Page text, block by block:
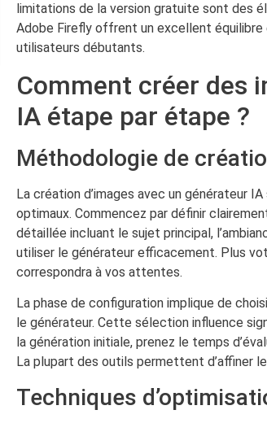
limitations de la version gratuite sont des
Adobe Firefly offrent un excellent
utilisateurs débutants.
Comment créer des
IA étape par étape ?
Méthodologie de
La création d’images avec un générateur
optimaux. Commencez par définir
détaillée incluant le sujet principal,
utiliser le générateur efficacement. Plus
correspondra à vos attentes.
La phase de configuration implique de
le générateur. Cette sélection influence
la génération initiale, prenez le temps
La plupart des outils permettent d’affiner
Techniques